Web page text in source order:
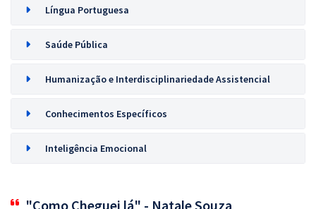
Língua Portuguesa
Saúde Pública
Humanização e Interdisciplinariedade Assistencial
Conhecimentos Específicos
Inteligência Emocional
"Como Cheguei lá" - Natale Souza